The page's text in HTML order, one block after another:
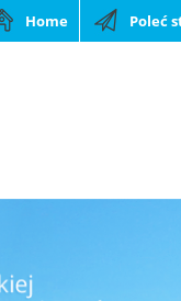
Poleć
Home